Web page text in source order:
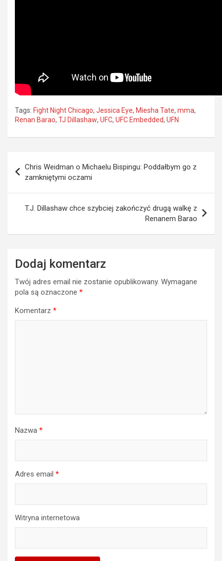
Tags: Fight Night Chicago, Jessica Eye, Miesha Tate, mma,
Renan Barao, TJ Dillashaw, UFC, UFC Embedded, UFN
wpisu
Chris Weidman o Michaelu Bispingu: Poddałbym go z
zamkniętymi oczami
T.J. Dillashaw chce szybciej zakończyć drugą walkę z
Renanem Barao
Dodaj komentarz
Twój adres email nie zostanie opublikowany. Wymagane
pola są oznaczone *
Komentarz *
Nazwa *
Adres email *
Witryna internetowa